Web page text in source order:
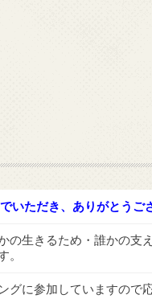
いただき、ありがとうご
の生きるため・誰かの支
。
グに参加していますので